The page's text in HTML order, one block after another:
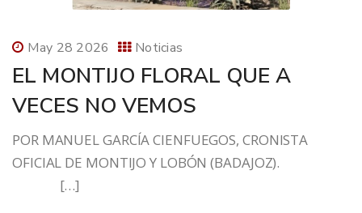
May 28 2026 Noticias
EL MONTIJO FLORAL QUE A
VECES NO VEMOS
POR MANUEL GARCÍA CIENFUEGOS, CRONISTA
OFICIAL DE MONTIJO Y LOBÓN (BADAJOZ).
[…]